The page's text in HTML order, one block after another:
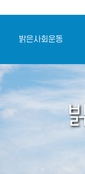
밝은사회운동